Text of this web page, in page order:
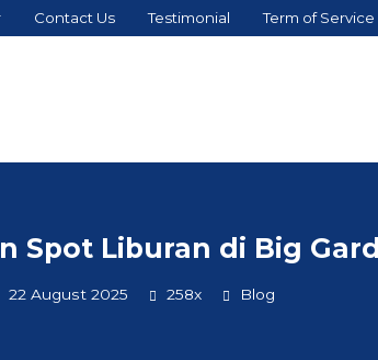
Contact Us Testimonial Term of Service
Spot Liburan di Big
22 August 2025 258x Blog